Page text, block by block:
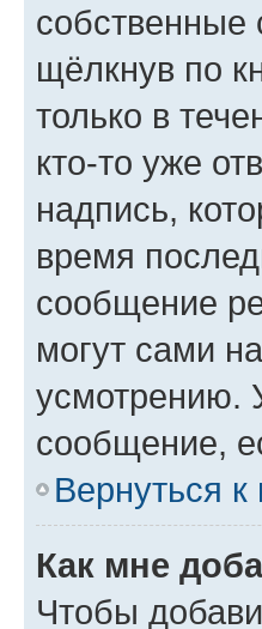
щёлкнув по
только в
кто-то уже
надпись,
время
сообщение
могут сами
усмотрению.
сообщение,
Вернуться к
Как мне
Чтобы